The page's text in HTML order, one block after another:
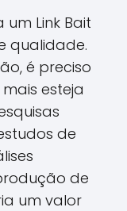
Link Bait
qualidade.
é preciso
esteja
de
de
um valor